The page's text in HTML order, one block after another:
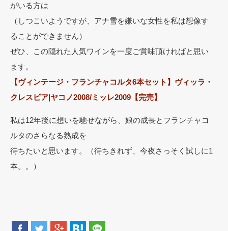
がいる方は
（しつこいようですが、アナ雪を嫌いな女性を私は想像す
ることができません）
ぜひ、この隠れた人気ワインを一度ご賞味頂ければと思い
ます。
【ヴィンテージ・フランチャコルタ6本セット】ヴィッラ・
クレスピア|ヤコノ2008/ミッレ2009【完売】
私は12年後に想いを馳せながら、娘の成長とフランチャコ
ルタのさらなる熟成を
待ちたいと思います。（待ちきれず、今夜さっそく試しに1
本。。）